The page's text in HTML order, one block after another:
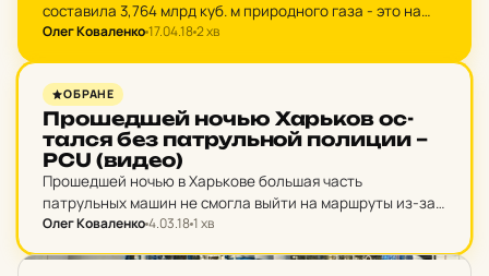
составила 3,764 млрд куб. м природного газа - это на
67,2 млн куб. м больше, чем в I квартале 2017 года.
Олег Коваленко17.04.182 хв
НОВИНИ ХАРКОВА
ОБРАНЕ
Про­шед­шей ночью Харь­ков ос­
тал­ся без пат­руль­ной по­ли­ции –
PCU (видео)
Прошедшей ночью в Харькове большая часть
патрульных машин не смогла выйти на маршруты из-за
нехватки топлива.
Олег Коваленко4.03.181 хв